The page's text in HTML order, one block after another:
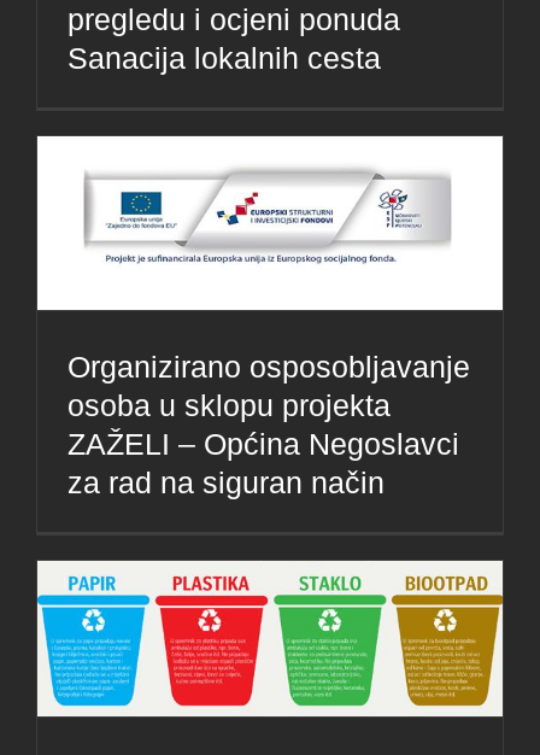
pregledu i ocjeni ponuda
Sanacija lokalnih cesta
Organizirano osposobljavanje
osoba u sklopu projekta
ZAŽELI – Općina Negoslavci
za rad na siguran način